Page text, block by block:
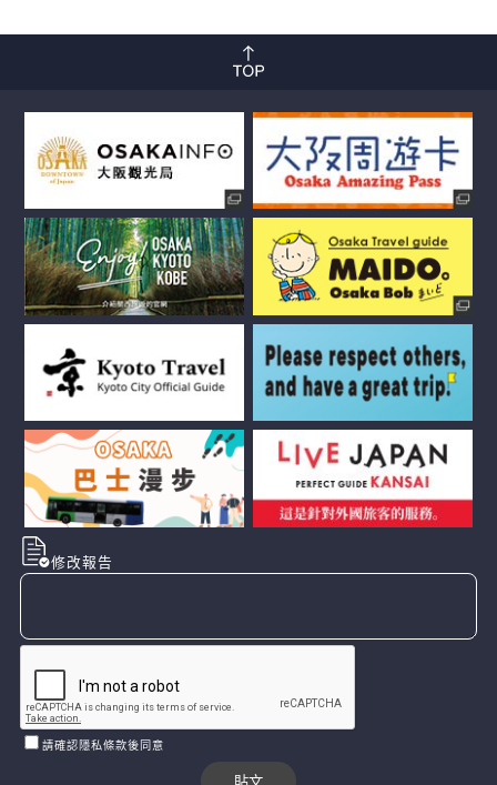
修改報告
請確認隱私條款後同意